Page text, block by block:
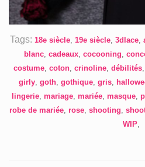
Tags: 18e siècle, 19e siècle, 3dlace,
blanc, cadeaux, cocooning,
costume, coton, crinoline, débilités,
girly, goth, gothique, gris,
lingerie, mariage, mariée, masque,
robe de mariée, rose, shooting,
WIP,